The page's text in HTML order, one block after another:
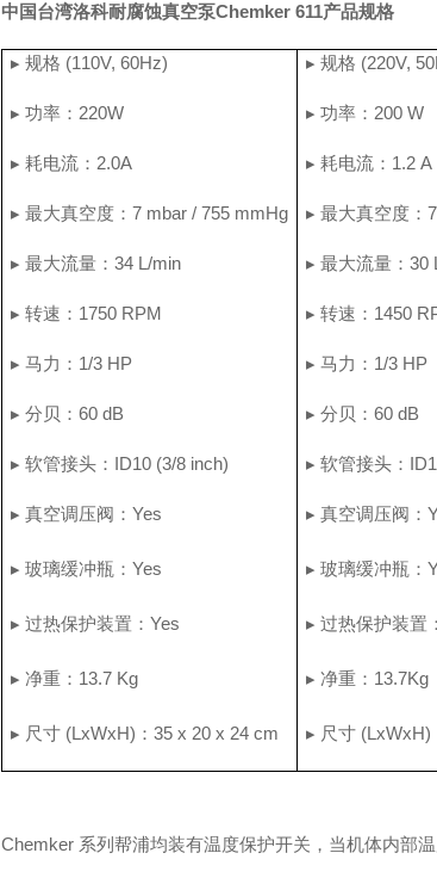
中国台湾洛科耐腐蚀真空泵Chemker 611产品规格
▸ 规格 (110V, 60Hz)
▸ 功率：220W
▸ 耗电流：2.0A
▸ 最大真空度：7 mbar / 755 mmHg
▸ 最大流量：34 L/min
▸ 转速：1750 RPM
▸ 马力：1/3 HP
▸ 分贝：60 dB
▸ 软管接头：ID10 (3/8 inch)
▸ 真空调压阀：Yes
▸ 玻璃缓冲瓶： Yes
▸ 过热保护装置：Yes
▸ 净重： 13.7 Kg
▸ 尺寸 (LxWxH)：35 x 20 x 24 cm
▸ 规格 (220V,
▸ 功率：200 W
▸ 耗电流：1.2 A
▸ 最大真空度：
▸ 最大流量：30
▸ 转速：1450
▸ 马力：1/3 HP
▸ 分贝：60 dB
▸ 软管接头：
▸ 真空调压阀：
▸ 玻璃缓冲瓶：
▸ 过热保护装置
▸ 净重： 13.7Kg
▸ 尺寸 (LxWxH)
Chemker 系列帮浦均装有温度保护开关，当机体内部